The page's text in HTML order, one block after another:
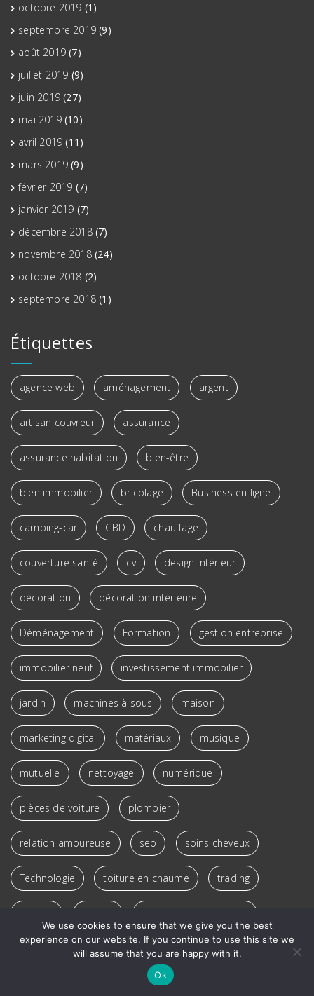
octobre 2019 (1)
septembre 2019 (9)
août 2019 (7)
juillet 2019 (9)
juin 2019 (27)
mai 2019(10)
avril 2019 (11)
mars 2019 (9)
février 2019 (7)
janvier 2019 (7)
décembre 2018(7)
novembre 2018(24)
octobre 2018 (2)
septembre 2018 (1)
Étiquettes
agence web aménagement argent
artisan couvreur assurance
assurance habitation bien-être
bien immobilier bricolage Business en ligne
camping-car CBD chauffage
couverture santé cv design intérieur
décoration décoration intérieure
Déménagement Formation gestion entreprise
immobilier neuf investissement immobilier
jardin machines à sous maison
marketing digital matériaux musique
mutuelle nettoyage numérique
pièces de voiture plombier
relation amoureuse seo soins cheveux
Technologie toiture en chaume trading
élagage épilation
We use cookies to ensure that we give you the best
experience on our website. If you continue to use this site we
will assume that you are happy with it.
Ok